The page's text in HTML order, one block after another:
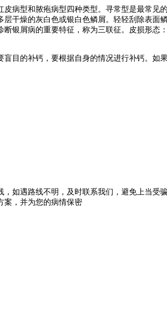
病型和脓疱病型四种类型。寻常型是最常见
干燥的灰白色或银白色鳞屑。轻轻刮除表面
银屑病的重要特征，称为三联征。皮损形态
目的补钙，要根据自身的情况进行补钙。如
如遇路线不明，及时联系我们，避免上当受
案，并为您的病情保密